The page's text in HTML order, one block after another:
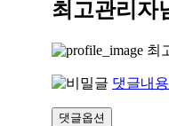
최고관리자
최
댓글내
댓글옵션